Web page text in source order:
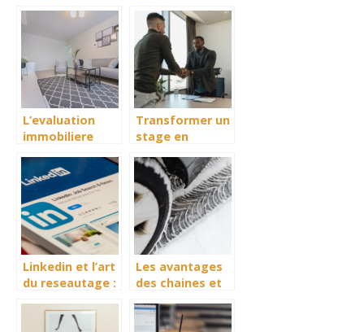
serie Outer
Netflix
LinkedIn :
strategies et
conseils
pratiques
L’evaluation
immobiliere
Comprendre les
methodes et les
facteurs cles
Transformer un
stage en
une opportunite
unique
Linkedin et l’art
du reseautage :
connexions qui
Les avantages
des chaines et
pour la neige :